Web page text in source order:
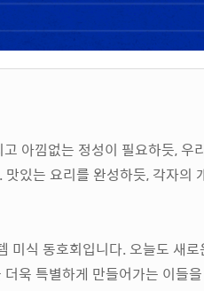
아낌없는 정성이 필요하듯, 우
있는 요리를 완성하듯, 각자의
미식 동호회입니다. 오늘도 새로
욱 특별하게 만들어가는 이들